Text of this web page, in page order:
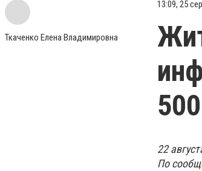
Ткаченко Елена Владимировна
13:09, 25
22
По